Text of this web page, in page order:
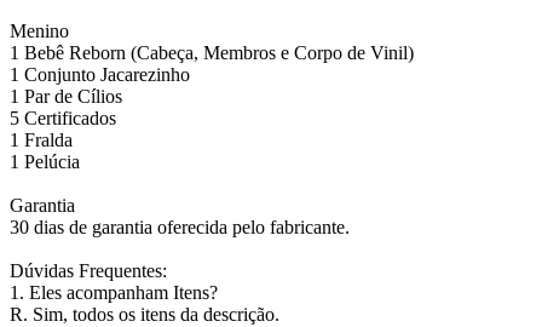
Menino
1 Bebê Reborn (Cabeça, Membros e Corpo de Vinil)
1 Conjunto Jacarezinho
1 Par de Cílios
5 Certificados
1 Fralda
1 Pelúcia
Garantia
30 dias de garantia oferecida pelo fabricante.
Dúvidas Frequentes:
1. Eles acompanham Itens?
R. Sim, todos os itens da descrição.